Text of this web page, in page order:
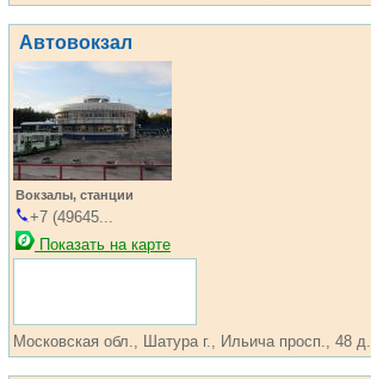
Автовокзал
Вокзалы, станции
+7 (49645...
Показать на карте
Московская обл., Шатура г., Ильича просп., 48 д.